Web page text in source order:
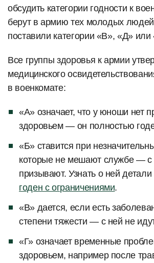
обсудить категории годности к
берут в армию тех молодых
поставили категории «В», «Д» или
Все группы здоровья к армии
медицинского
в военкомате:
«А» означает, что у юноши нет
здоровьем — он полностью
«Б» ставится при
которые не мешают службе — с
призывают. Узнать о ней
годен с ограничениями.
«В» дается, если есть
степени тяжести — с ней не
«Г» означает временные
здоровьем, например после